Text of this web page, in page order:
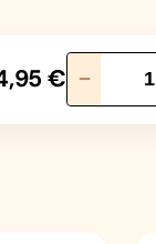
€
u
a
−